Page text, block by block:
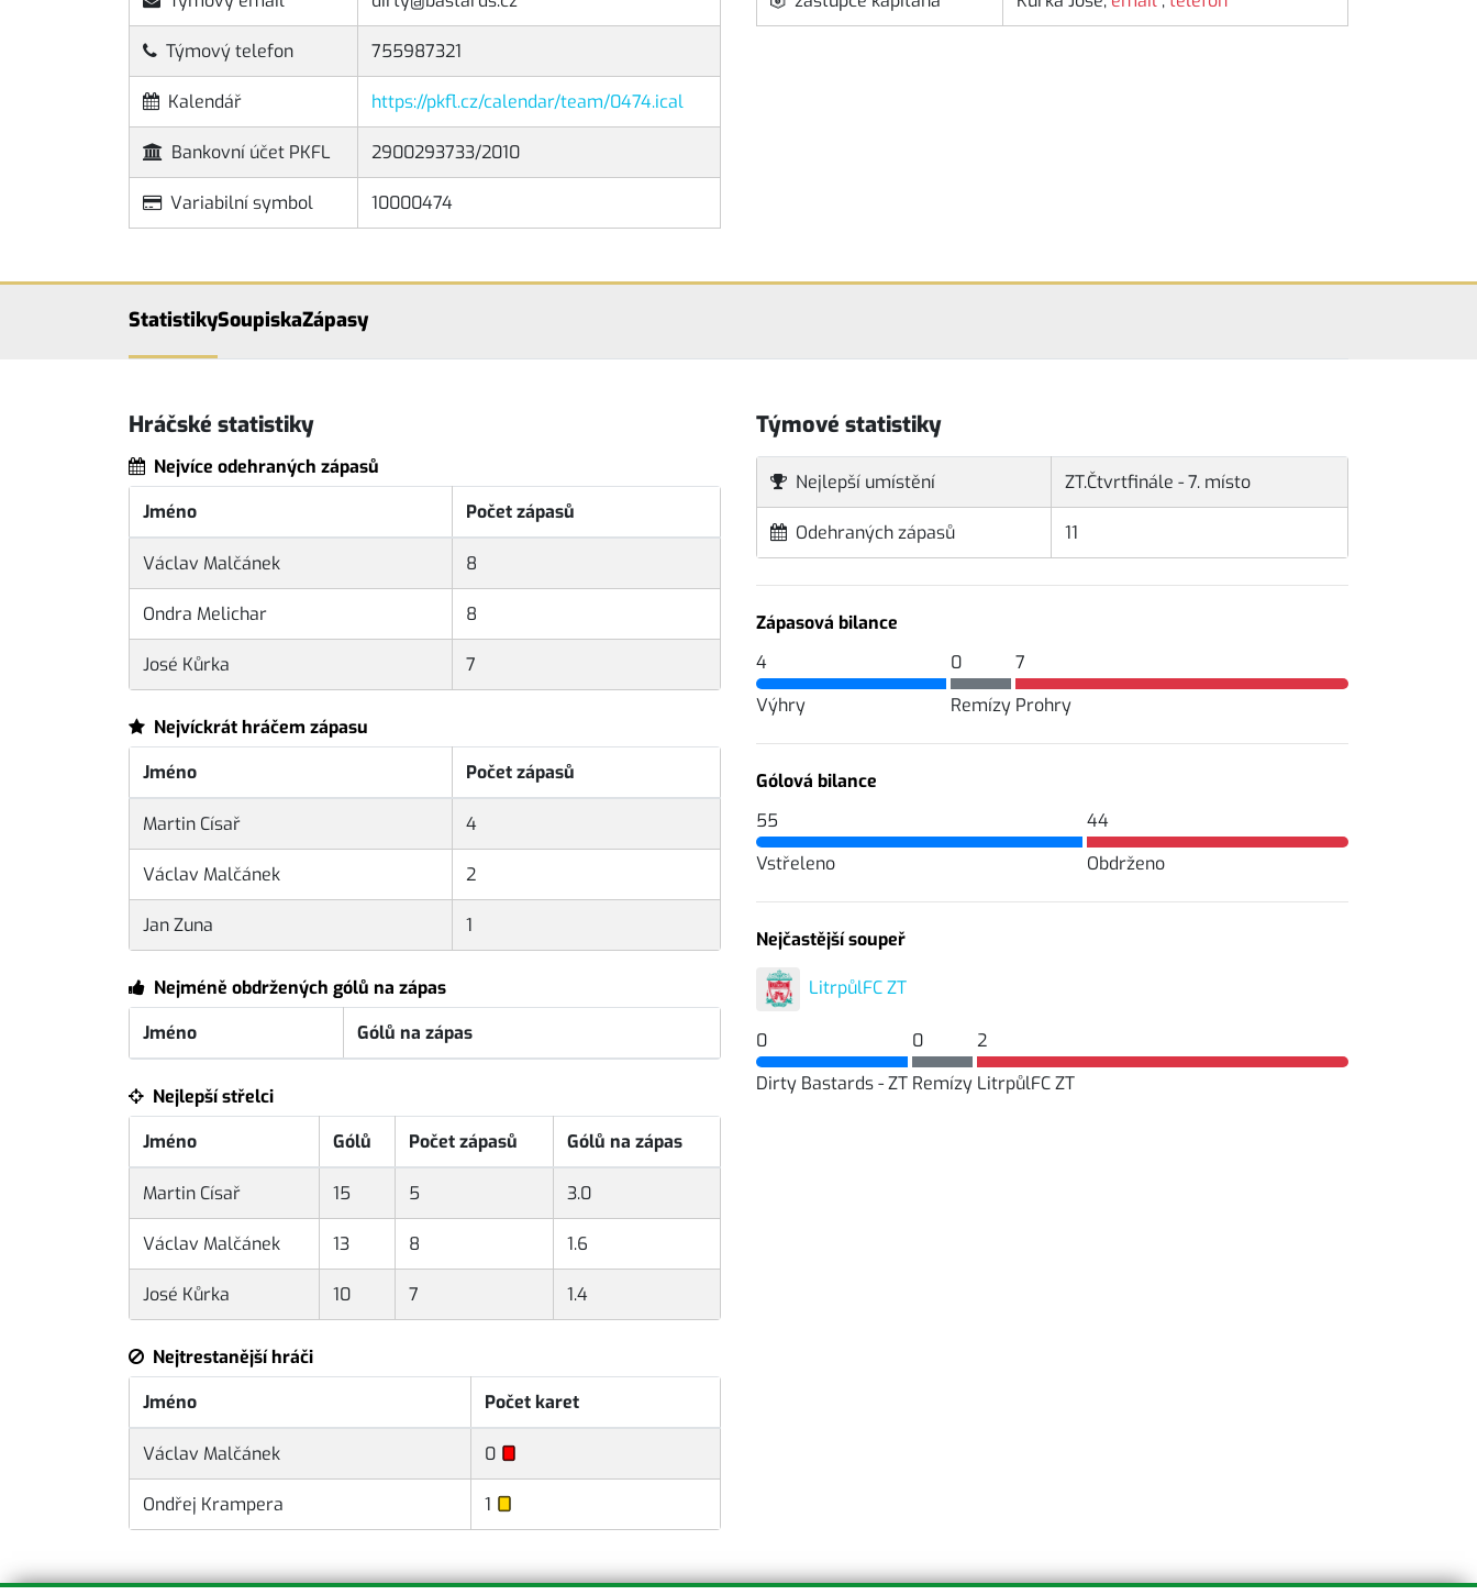
Týmový telefon 755987321
Kalendář https://pkfl.cz/calendar/team/0474.ical
Bankovní účet PKFL 2900293733/2010
Variabilní symbol 10000474
StatistikySoupiskaZápasy
Hráčské statistiky
Nejvíce odehraných zápasů
Jméno
Počet zápasů
Václav Malčánek 8
Ondra Melichar 8
José Kůrka 7
Nejvíckrát hráčem zápasu
Jméno
Počet zápasů
Martin Císař 4
Václav Malčánek 2
Jan Zuna 1
Nejméně obdržených gólů na zápas
Jméno
Gólů na zápas
Nejlepší střelci
Jméno
Gólů Počet zápasů Gólů na zápas
Martin Císař 15 5 3.0
Václav Malčánek 13 8 1.6
José Kůrka 10 7 1.4
Nejtrestanější hráči
Jméno
Počet karet
Václav Malčánek 0
Ondřej Krampera 1
Týmové statistiky
Nejlepší umístění ZT.Čtvrtfinále - 7. místo
Odehraných zápasů 11
Zápasová bilance
4
Výhry
0
Remízy
7
Prohry
Gólová bilance
55
Vstřeleno
44
Obdrženo
Nejčastější soupeř
LitrpůlFC ZT
0
Dirty Bastards - ZT
0
Remízy
2
LitrpůlFC ZT